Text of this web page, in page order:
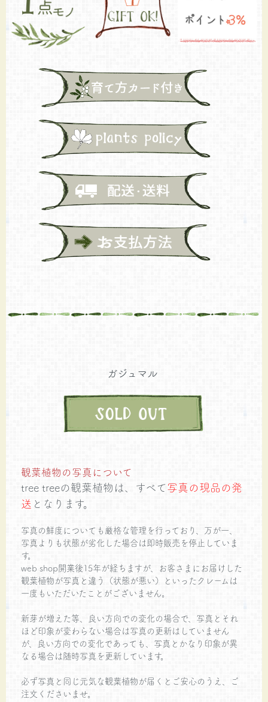
ガジュマル
観葉植物の写真について
tree treeの観葉植物は、すべて写真の現品の発
送 となります。
写真の鮮度についても厳格な管理を行っており、万が一、
写真よりも状態が劣化した場合は即時販売を停止していま
す。
web shop開業後15年が経ちますが、お客さまにお届けした
観葉植物が写真と違う（状態が悪い）といったクレームは
一度もいただいたことがございません。
新芽が増えた等、良い方向での変化の場合で、写真とそれ
ほど印象が変わらない場合は写真の更新はしていません
が、良い方向での変化であっても、写真とかなり印象が異
なる場合は随時写真を更新しています。
必ず写真と同じ元気な観葉植物が届くとご安心のうえ、ご
注文くださいませ。